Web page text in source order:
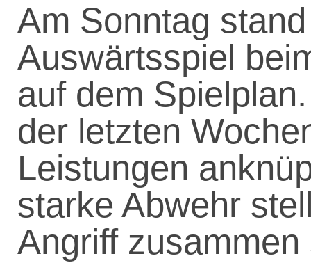
Am Sonntag
Auswärtsspiel
auf dem
der letzten
Leistungen
starke Abwehr
Angriff zusammen